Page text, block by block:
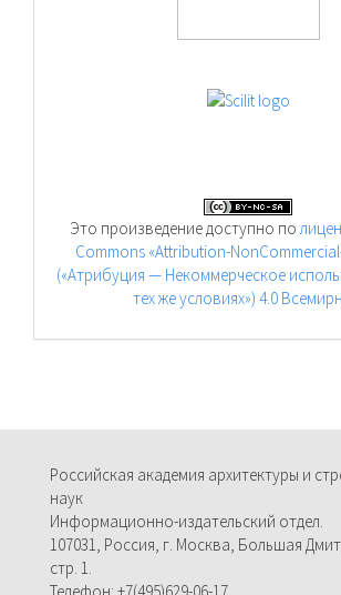
Это произведение доступно по
Commons «Attribution-
(«Атрибуция — Некоммерческое
тех же условиях») 4.0
Российская академия архитектуры и
наук
Информационно-издательский отдел.
107031, Россия, г. Москва, Большая
стр. 1.